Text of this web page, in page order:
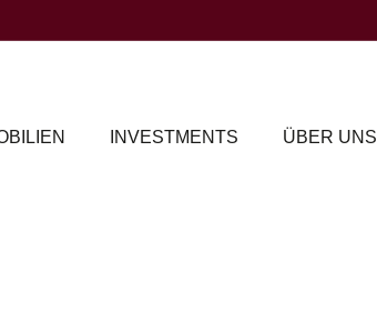
INVESTMENTS ÜBER UNS